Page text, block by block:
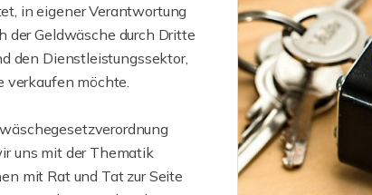
in eigener Verantwortung
der Geldwäsche durch Dritte
den Dienstleistungssektor,
verkaufen möchte.
uns mit der Thematik
mit Rat und Tat zur Seite